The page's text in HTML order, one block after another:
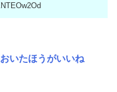
いたほうがいいね